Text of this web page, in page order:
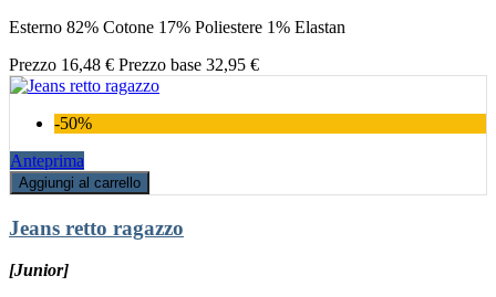
Esterno 82% Cotone 17% Poliestere 1% Elastan
Prezzo 16,48 € Prezzo base 32,95 €
-50%
Anteprima
Aggiungi al carrello
Jeans retto ragazzo
[Junior]